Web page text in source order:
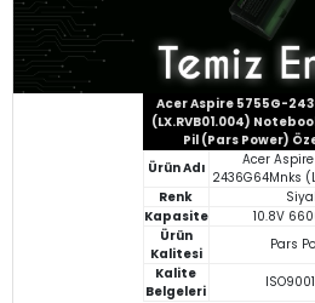
Acer Aspire 5755G-
(LX.RVB01.004)
Pil (Pars Power)
Ürün Adı
Acer
2436G64Mnks
Renk
Kapasite
10.8V
Ürün
Kalitesi
Pars
Kalite
Belgeleri